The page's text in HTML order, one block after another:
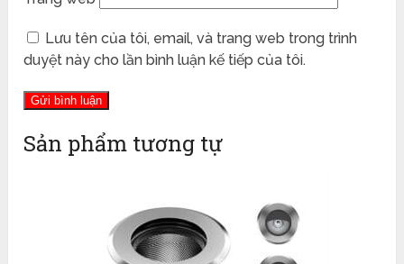
Lưu tên của tôi, email, và trang web trong trình
duyệt này cho lần bình luận kế tiếp của tôi.
Sản phẩm tương tự